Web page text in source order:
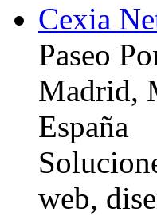
Cexia
Paseo
Madrid,
España
web,